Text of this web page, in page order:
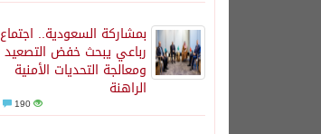
بمشاركة السعودية.. اجتماع
رباعي يبحث خفض التصعيد
ومعالجة التحديات الأمنية
الراهنة
190